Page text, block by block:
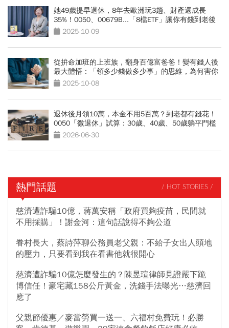
她49歲提早退休，8年去歐洲玩3趟、財產還成長
35%！0050、00679B...「8檔ETF」讓你有錢到老後
2025-10-09
從拚命加班的上班族，翻身百億富爸爸！變有錢人後
最大體悟：「領多少錢做多少事」的思維，為何害你
變窮？
2025-10-08
退休後月領10萬，本金不用5百萬？到老都有錢花！
0050「微退休」試算：30歲、40歲、50歲躺平門檻
公開2026-06-30
熱門話題 / HOT STORIES /
慈濟遭詐騙10億，蔣萬安稱「政府買夠疫苗，民間就
不用採購」！謝金河：這句話說得不夠公道
眷村長大，蔡詩萍聊公務員老父親：不給子女出人頭地
的壓力，只要看到我在看書他就很開心
慈濟遭詐騙10億怎麼發生的？陳昱瑄律師見證嚴下跪
博信任！豪宅藏158公斤黃金，洗錢手法曝光…慈濟回
應了
父親節優惠／麥當勞買一送一、六福村免費玩！必勝